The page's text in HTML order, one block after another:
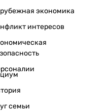
экономика
интересов
семьи